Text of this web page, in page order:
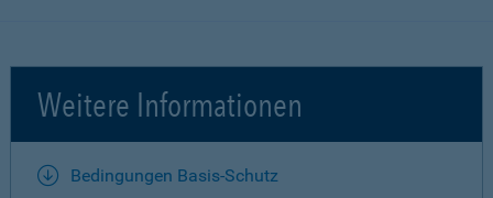
Weitere Informationen
Bedingungen Basis-Schutz